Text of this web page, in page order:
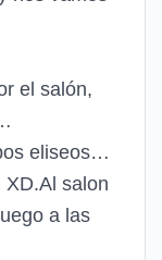
el salón,
eliseos…
XD.Al salon
a las